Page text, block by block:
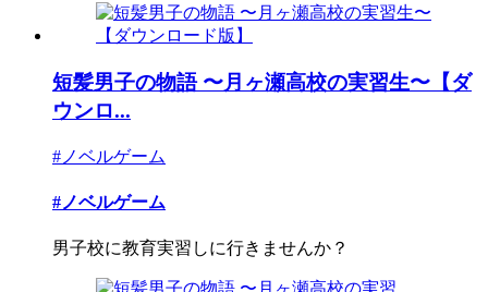
短髪男子の物語 〜月ヶ瀬高校の実習生〜【ダ
ウンロ...
#ノベルゲーム
#ノベルゲーム
男子校に教育実習しに行きませんか？